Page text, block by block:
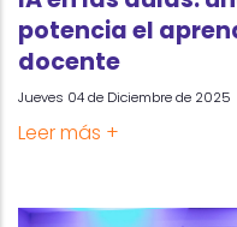
potencia el
docente
Jueves 04 de Diciembre de 2025
Leer más +